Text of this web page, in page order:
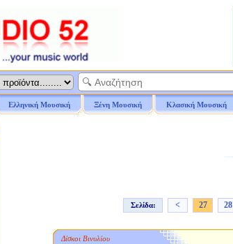
Ελληνική Μουσική Ξένη Μουσική Κλασική Μουσική
Σελίδα: < 27 28
Δίσκοι Βινυλίου